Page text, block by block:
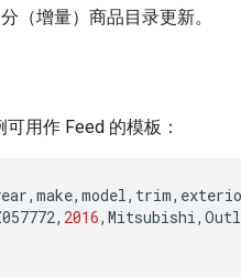
（增量）商品目录更新。
用作 Feed 的模板：
, make, model, trim,
, 2016, Mitsubishi,